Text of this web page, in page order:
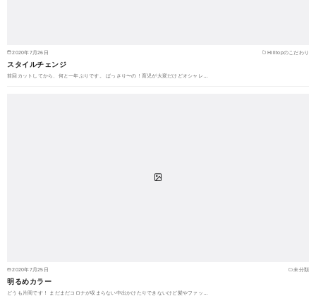
2020年7月26日 Hilltopのこだわり
スタイルチェンジ
前回カットしてから、何と一年ぶりです。 ばっさり〜の！育児が大変だけどオシャレ…
2020年7月25日 未分類
明るめカラー
どうも片岡です！ まだまだコロナが収まらない中出かけたりできないけど髪やファッ…